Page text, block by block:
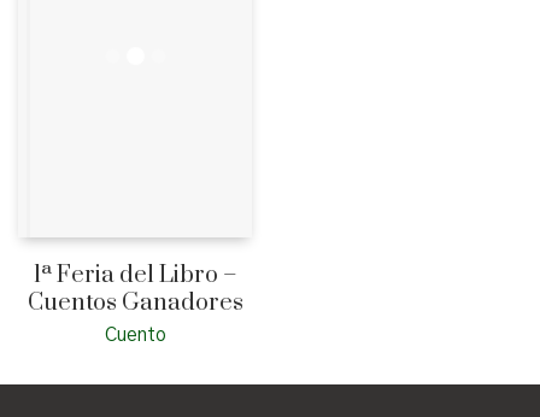
1ª Feria del Libro –
Cuentos Ganadores
Cuento